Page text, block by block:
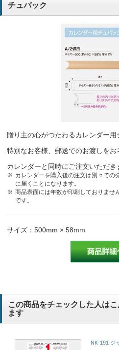
チュパック
贈り主の心がつたわるカレンダー用
特別なお客様、郵送でのお渡しをお
カレンダーと同時にご注文いただき
カレンダーを購入後の注文は別々での
に届くことになります。
商品表面には年数が印刷しておりませ
です。
サイズ：500mm × 58mm
この商品をチェックした人は
ます
NK-191 ジ